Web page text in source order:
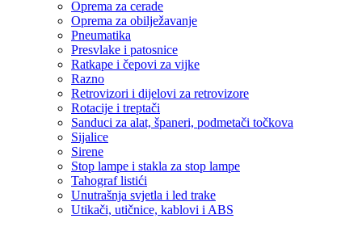
Oprema za cerade
Oprema za obilježavanje
Pneumatika
Presvlake i patosnice
Ratkape i čepovi za vijke
Razno
Retrovizori i dijelovi za retrovizore
Rotacije i treptači
Sanduci za alat, španeri, podmetači točkova
Sijalice
Sirene
Stop lampe i stakla za stop lampe
Tahograf listići
Unutrašnja svjetla i led trake
Utikači, utičnice, kablovi i ABS